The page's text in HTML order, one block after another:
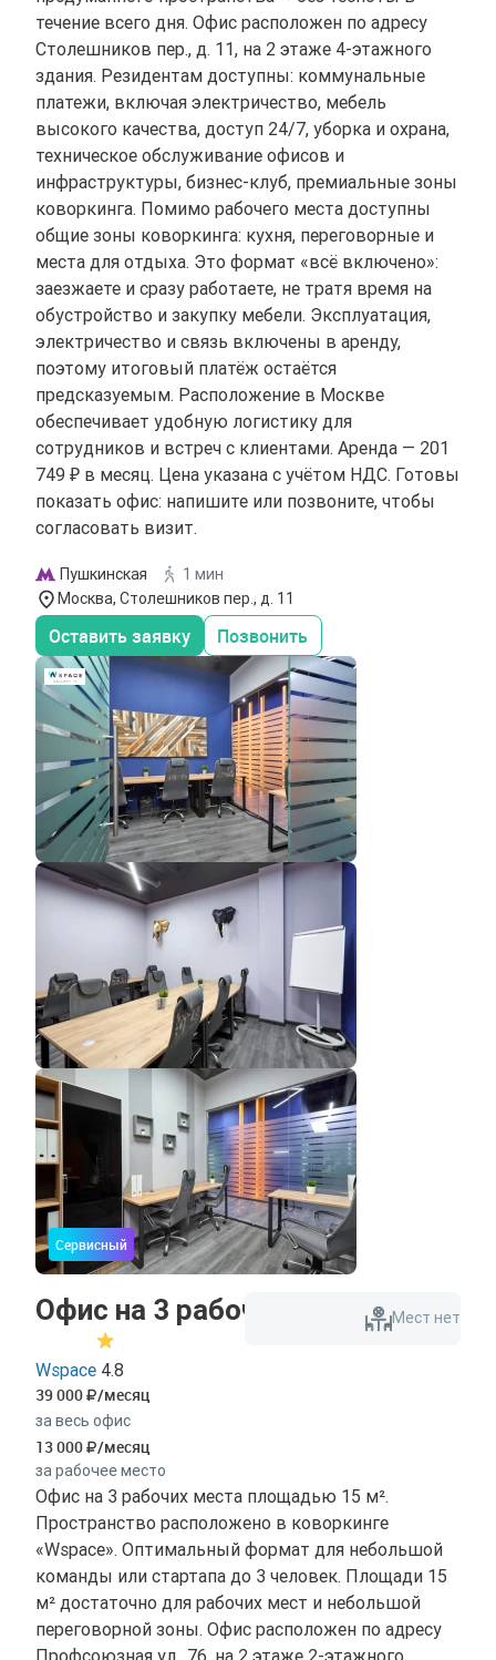
течение всего дня. Офис расположен по адресу
Столешников пер., д. 11, на 2 этаже 4-этажного
здания. Резидентам доступны: коммунальные
платежи, включая электричество, мебель
высокого качества, доступ 24/7, уборка и охрана,
техническое обслуживание офисов и
инфраструктуры, бизнес-клуб, премиальные зоны
коворкинга. Помимо рабочего места доступны
общие зоны коворкинга: кухня, переговорные и
места для отдыха. Это формат «всё включено»:
заезжаете и сразу работаете, не тратя время на
обустройство и закупку мебели. Эксплуатация,
электричество и связь включены в аренду,
поэтому итоговый платёж остаётся
предсказуемым. Расположение в Москве
обеспечивает удобную логистику для
сотрудников и встреч с клиентами. Аренда — 201
749 ₽ в месяц. Цена указана с учётом НДС. Готовы
показать офис: напишите или позвоните, чтобы
согласовать визит.
Пушкинская
1 мин
Москва, Столешников пер., д. 11
Оставить заявку Позвонить
Сервисный
Офис на 3 рабочих места
Wspace 4.8
39 000 /месяц
за весь офис
13 000 /месяц
за рабочее место
Офис на 3 рабочих места площадью 15 м².
Пространство расположено в коворкинге
«Wspace». Оптимальный формат для небольшой
команды или стартапа до 3 человек. Площади 15
м² достаточно для рабочих мест и небольшой
переговорной зоны. Офис расположен по адресу
Профсоюзная ул., 76, на 2 этаже 2-этажного
Мест нет